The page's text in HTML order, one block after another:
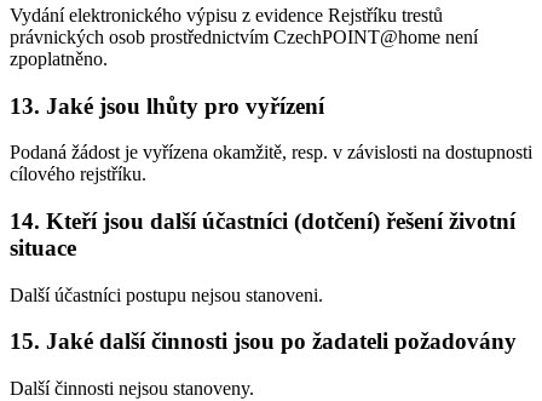
Vydání elektronického výpisu z evidence Rejstříku trestů
právnických osob prostřednictvím CzechPOINT@home není
zpoplatněno.
13. Jaké jsou lhůty pro vyřízení
Podaná žádost je vyřízena okamžitě, resp. v závislosti na dostupnosti
cílového rejstříku.
14. Kteří jsou další účastníci (dotčení) řešení životní
situace
Další účastníci postupu nejsou stanoveni.
15. Jaké další činnosti jsou po žadateli požadovány
Další činnosti nejsou stanoveny.